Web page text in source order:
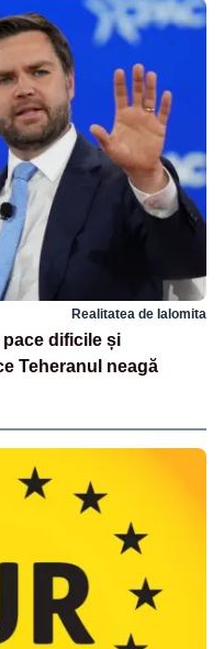
Realitatea de Ialomita
dificile și
Teheranul neagă